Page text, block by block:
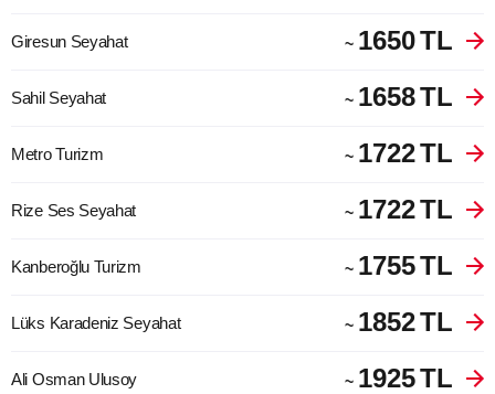
Giresun Seyahat ~ 1650TL
Sahil Seyahat ~ 1658TL
Metro Turizm ~ 1722TL
Rize Ses Seyahat ~ 1722TL
Kanberoğlu Turizm ~ 1755TL
Lüks Karadeniz Seyahat ~ 1852TL
Ali Osman Ulusoy ~ 1925TL